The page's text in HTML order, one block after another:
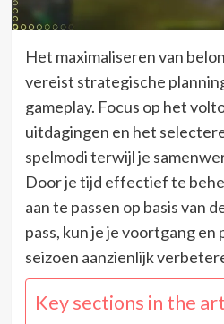
Het maximaliseren van
vereist strategische
gameplay. Focus op het
uitdagingen en het
spelmodi terwijl je
Door je tijd effectief te
aan te passen op basis van
pass, kun je je voortgang
seizoen aanzienlijk
Key sections in the